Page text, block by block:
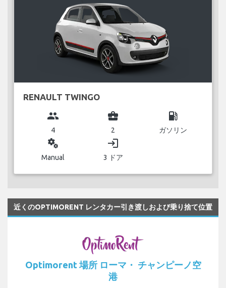
RENAULT TWINGO
group
4
business_center
2
local_gas_station
ガソリン
miscellaneous_services
Manual
login
3 ドア
近くのOPTIMORENT レンタカー引き渡しおよび乗り捨て位置
Optimorent 場所 ローマ・ チャンピーノ空
港